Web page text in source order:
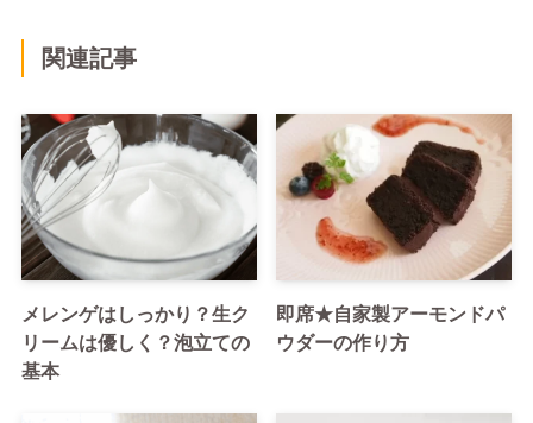
関連記事
メレンゲはしっかり？生ク
リームは優しく？泡立ての
基本
即席★自家製アーモンドパ
ウダーの作り方